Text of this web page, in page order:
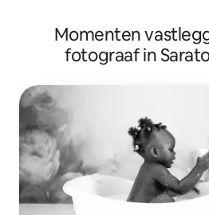
Momenten
fotograaf in